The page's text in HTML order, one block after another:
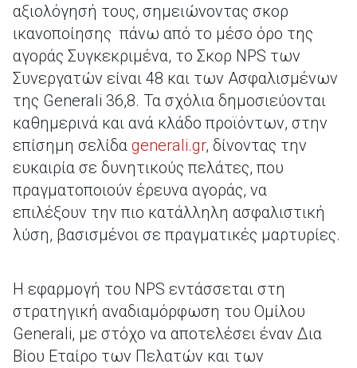
αξιολόγησή τους, σημειώνοντας σκορ
ικανοποίησης πάνω από το μέσο όρο της
αγοράς Συγκεκριμένα, το Σκορ NPS των
Συνεργατών είναι 48 και των Ασφαλισμένων
της Generali 36,8. Τα σχόλια δημοσιεύονται
καθημερινά και ανά κλάδο προϊόντων, στην
επίσημη σελίδα generali.gr, δίνοντας την
ευκαιρία σε δυνητικούς πελάτες, που
πραγματοποιούν έρευνα αγοράς, να
επιλέξουν την πιο κατάλληλη ασφαλιστική
λύση, βασισμένοι σε πραγματικές μαρτυρίες.
H εφαρμογή του NPS εντάσσεται στη
στρατηγική αναδιαμόρφωση του Ομίλου
Generali, με στόχο να αποτελέσει έναν Δια
Βίου Εταίρο των Πελατών και των